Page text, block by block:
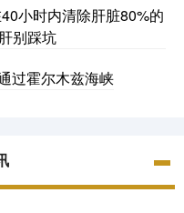
小时内清除肝脏80%的
别踩坑
过霍尔木兹海峡